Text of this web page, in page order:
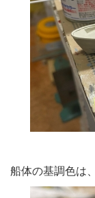
船体の基調色は